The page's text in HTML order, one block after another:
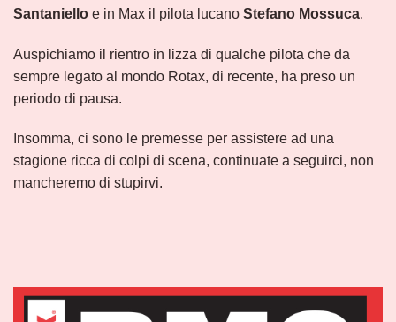
Santaniello e in Max il pilota lucano Stefano Mossuca.
Auspichiamo il rientro in lizza di qualche pilota che da
sempre legato al mondo Rotax, di recente, ha preso un
periodo di pausa.
Insomma, ci sono le premesse per assistere ad una
stagione ricca di colpi di scena, continuate a seguirci, non
mancheremo di stupirvi.